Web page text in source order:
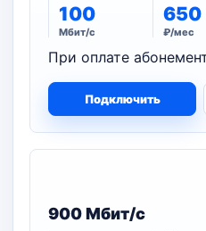
100
Мбит/с
650
₽/мес
При оплате
Подключить
900 Мбит/с